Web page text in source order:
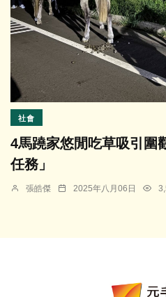
社會
4馬蹺家悠閒吃草吸引圍
任務」
張皓傑 2025年八月06日